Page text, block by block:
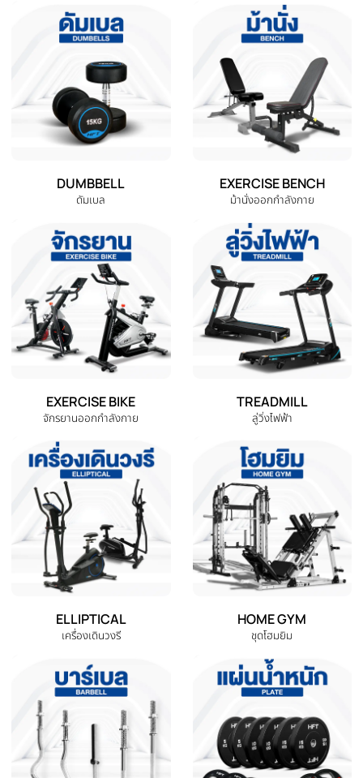
-50%
ไวเปอร์ VIPR กระบองออกกำลังกาย
อุปกรณ์ออกกำลังกาย ทรงกระบอก
THB 4,580.00
THB 2,290.00
หยิบใส่ตะกร้า
กระเป๋าถ่วงน้ำหนัก competition
Sandbag 10-20-30 kg อุปกรณ์
ฟิตเนส สำหรับฝึกหรือแข่ง
แท้ - CENTR x HYROX
THB 3,600.00
หยิบใส่ตะกร้า
หมวดหมู่สินค้าทั้งหมด
เลือกหมวดหมู่เครื่องออกกำลังกายที่คุณต้องการ
DUMBBELL
ดัมเบล
EXERCISE BENCH
ม้านั่งออกกำลังกาย